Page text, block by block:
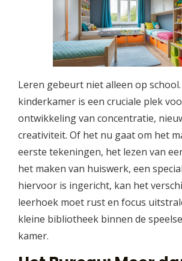
Leren gebeurt niet alleen op school.
kinderkamer is een cruciale plek
ontwikkeling van concentratie,
creativiteit. Of het nu gaat om het
eerste tekeningen, het lezen van
het maken van huiswerk, een
hiervoor is ingericht, kan het
leerhoek moet rust en focus
kleine bibliotheek binnen de
kamer.